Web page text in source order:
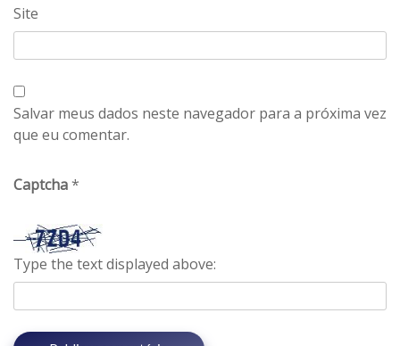
Site
Salvar meus dados neste navegador para a próxima vez
que eu comentar.
Captcha*
Type the text displayed above: